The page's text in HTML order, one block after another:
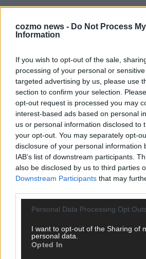
cozmo news - Do Not Process
Information
If you wish to opt-out of the sale,
processing of your personal or
targeted advertising by us, please use
section to confirm your selection.
opt-out request is processed you may
interest-based ads based on personal
us or personal information disclosed to
your opt-out. You may separately opt-
disclosure of your personal information
IAB’s list of downstream participants.
also be disclosed by us to third parties
Downstream Participants that may
Personal Data Processing Opt Outs
I want to opt-out of the Sharing of
personal data.
Opted In
was euch wirklich interessiert! Wir
News, Storys und Videos, die ihr auf
Wichtigste raus und bringen’s
TOP STORIES
Monaco, Sallys Café,
Europa-Park 2026 macht vieles
EXTRA
Juni 2026
KOMMENTAR